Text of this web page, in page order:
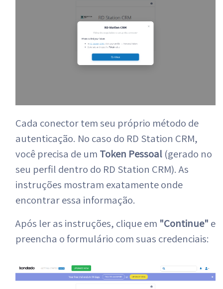
Cada conector tem seu próprio método de
autenticação. No caso do RD Station CRM,
você precisa de um Token Pessoal (gerado no
seu perfil dentro do RD Station CRM). As
instruções mostram exatamente onde
encontrar essa informação.
Após ler as instruções, clique em "Continue" e
preencha o formulário com suas credenciais: